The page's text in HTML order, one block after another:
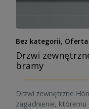
Bez kategorii, Oferta
Drzwi
bramy
Drzwi zewnętrzne
zagadnienie,